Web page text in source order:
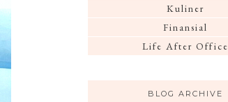
Kuliner
Finansial
Life After Office
BLOG ARCHIVE